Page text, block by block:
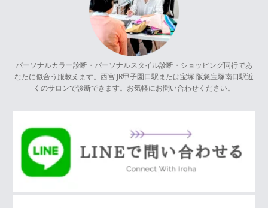
パーソナルカラー診断・パーソナルスタイル診断・ショッピング同行であ
なたに似合う服教えます。西宮 JR甲子園口駅または宝塚 阪急宝塚南口駅近
くのサロンで診断できます。お気軽にお問い合わせください。